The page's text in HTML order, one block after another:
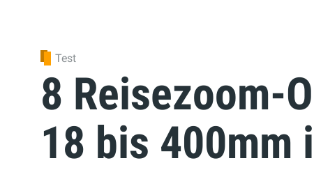
Test
8 Reisezoom-
18 bis 400mm